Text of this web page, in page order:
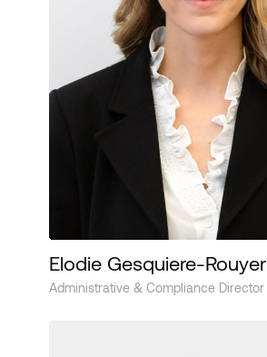
Elodie Gesquiere-Rouyer
Administrative & Compliance Director